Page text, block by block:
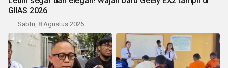
GIIAS 2026
Sabtu, 8 Agustus 2026